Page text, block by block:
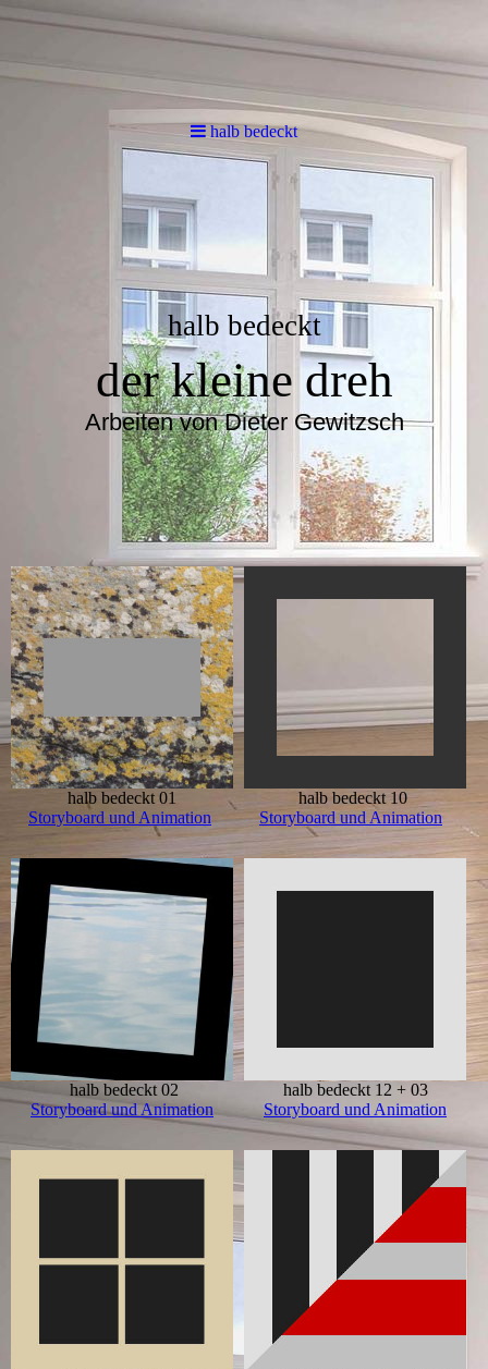
halb bedeckt
der kleine dreh
Arbeiten von Dieter Gewitzsch
halb bedeckt 01
Storyboard und Animation
halb bedeckt 10
Storyboard und Animation
halb bedeckt 02
Storyboard und Animation
halb bedeckt 12 + 03
Storyboard und Animation
halb bedeckt